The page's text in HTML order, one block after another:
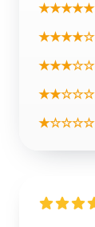
★★★★★
★★★★☆
★★★☆☆
★★☆☆☆
★☆☆☆☆